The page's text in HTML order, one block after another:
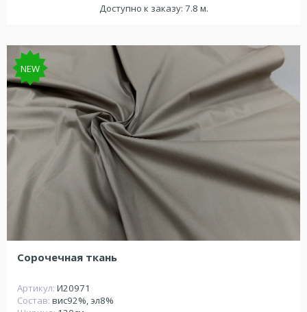
Доступно к заказу: 7.8 м.
NEW
Сорочечная ткань
Артикул: И20971
Состав: вис92%, эл8%